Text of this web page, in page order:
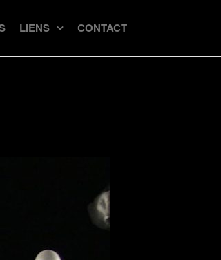
LIENS CONTACT